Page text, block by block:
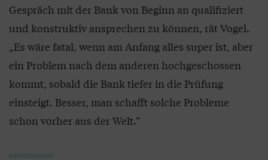
Gespräch mit der Bank von Beginn an qualifiziert
und konstruktiv ansprechen zu können, rät Vogel.
„Es wäre fatal, wenn am Anfang alles super ist, aber
ein Problem nach dem anderen hochgeschossen
kommt, sobald die Bank tiefer in die Prüfung
einsteigt. Besser, man schafft solche Probleme
schon vorher aus der Welt.“